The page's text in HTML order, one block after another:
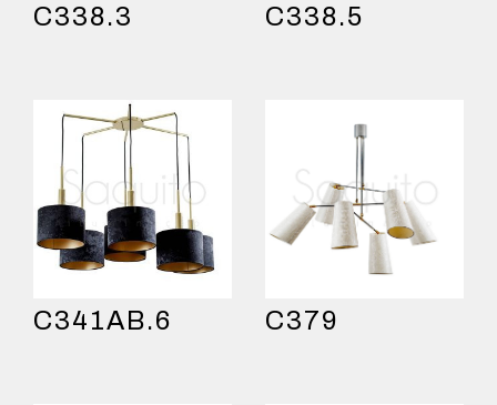
C338.3 C338.5
C341AB.6 C379